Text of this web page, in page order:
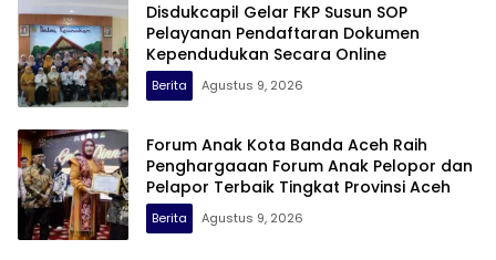
Disdukcapil Gelar FKP Susun SOP
Pelayanan Pendaftaran Dokumen
Kependudukan Secara Online
Berita Agustus 9, 2026
Forum Anak Kota Banda Aceh Raih
Penghargaaan Forum Anak Pelopor dan
Pelapor Terbaik Tingkat Provinsi Aceh
Berita Agustus 9, 2026